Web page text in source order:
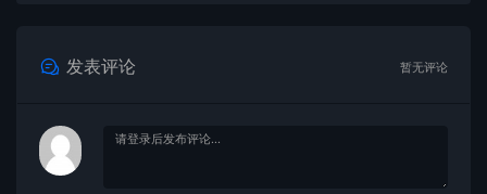
发表评论 暂无评论